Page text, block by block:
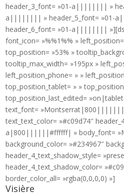
header_3_font= »01-a|||||||| »
a|||||||| » header_5_font=
header_6_font= »01-a||||||||
font_icon= »%%1%% »
top_position= »53% »
tooltip_max_width= »195px »
left_position_phone= » »
top_position_tablet= » »
top_position_last_edited= »on|tablet
text_font=
text_text_color= »#c09d74″
a|800||||||#ffffff| » body_font=
background_color= »#234967″
header_4_text_shadow_style=
header_4_text_shadow_color=
border_color_all= »rgba(0,0,0,0) »]
Visière